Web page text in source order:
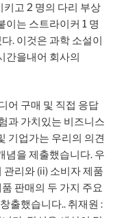
고 2 명의 다리 부상
이는 스트라이커 1 명
. 이것은 과학 소설이
간을내어 회사의
어 구매 및 직접 응답
과 가치있는 비즈니스
기업가는 우리의 의견
념을 제출했습니다. 우
관리와 (ii) 소비자 제품
판매의 두 가지 주요
출했습니다.. 취재원 :